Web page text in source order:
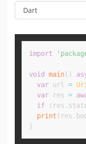
import
void main( )
var url = Uri
var res =
if
( res .
print ( res .
}